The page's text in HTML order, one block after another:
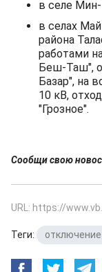
в селе Мин-
в селах
района
работами
Беш-Таш",
Базар", на
10 кВ,
"Грозное".
Сообщи свою
URL: https://
Теги: